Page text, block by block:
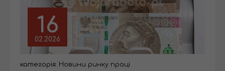
16
02.2026
категорія: Новини ринку праці